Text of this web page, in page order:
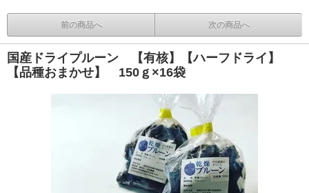
前の商品へ 次の商品へ
国産ドライプルーン 【有核】【ハーフドライ】
【品種おまかせ】 150ｇ×16袋